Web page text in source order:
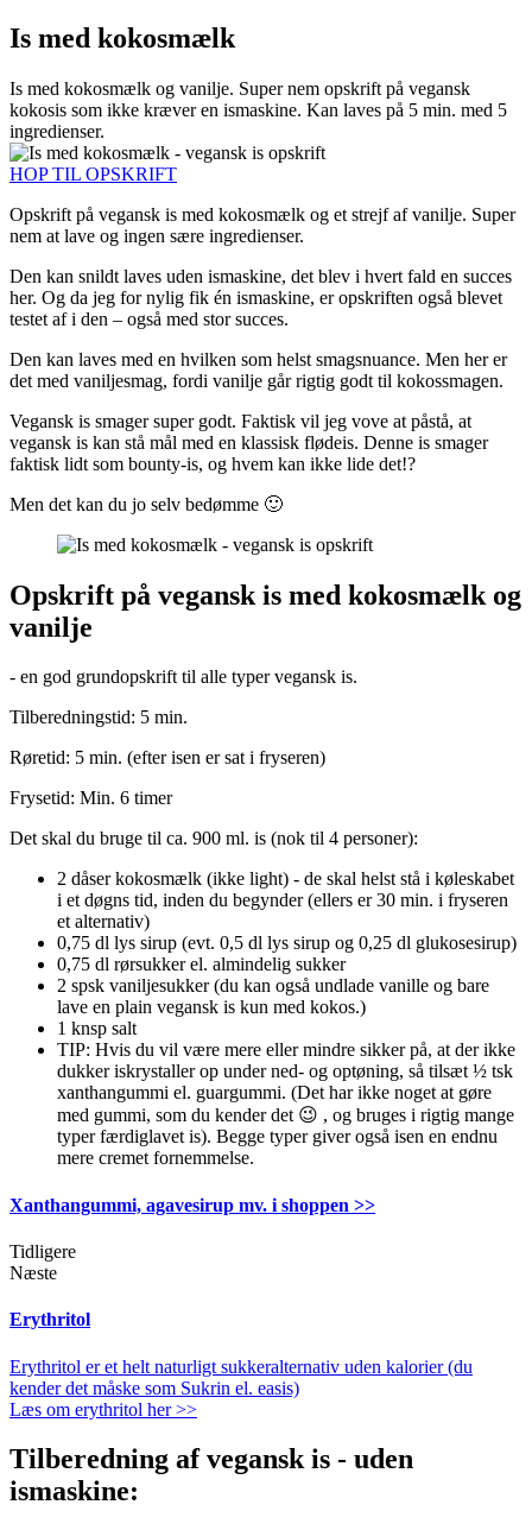
Is med kokosmælk
Is med kokosmælk og vanilje. Super nem opskrift på vegansk
kokosis som ikke kræver en ismaskine. Kan laves på 5 min. med 5
ingredienser.
HOP TIL OPSKRIFT
Opskrift på vegansk is med kokosmælk og et strejf af vanilje. Super
nem at lave og ingen sære ingredienser.
Den kan snildt laves uden ismaskine, det blev i hvert fald en succes
her. Og da jeg for nylig fik én ismaskine, er opskriften også blevet
testet af i den – også med stor succes.
Den kan laves med en hvilken som helst smagsnuance. Men her er
det med vaniljesmag, fordi vanilje går rigtig godt til kokossmagen.
Vegansk is smager super godt. Faktisk vil jeg vove at påstå, at
vegansk is kan stå mål med en klassisk flødeis. Denne is smager
faktisk lidt som bounty-is, og hvem kan ikke lide det!?
Men det kan du jo selv bedømme 🙂
Opskrift på vegansk is med kokosmælk og
vanilje
- en god grundopskrift til alle typer vegansk is.
Tilberedningstid: 5 min.
Røretid: 5 min. (efter isen er sat i fryseren)
Frysetid: Min. 6 timer
Det skal du bruge til ca. 900 ml. is (nok til 4 personer):
2 dåser kokosmælk (ikke light) - de skal helst stå i køleskabet
i et døgns tid, inden du begynder (ellers er 30 min. i fryseren
et alternativ)
0,75 dl lys sirup (evt. 0,5 dl lys sirup og 0,25 dl glukosesirup)
0,75 dl rørsukker el. almindelig sukker
2 spsk vaniljesukker (du kan også undlade vanille og bare
lave en plain vegansk is kun med kokos.)
1 knsp salt
TIP: Hvis du vil være mere eller mindre sikker på, at der ikke
dukker iskrystaller op under ned- og optøning, så tilsæt ½ tsk
xanthangummi el. guargummi. (Det har ikke noget at gøre
med gummi, som du kender det 😉 , og bruges i rigtig mange
typer færdiglavet is). Begge typer giver også isen en endnu
mere cremet fornemmelse.
Xanthangummi, agavesirup mv. i shoppen >>
Tidligere
Næste
Erythritol
Erythritol er et helt naturligt sukkeralternativ uden kalorier (du
kender det måske som Sukrin el. easis)
Læs om erythritol her >>
Tilberedning af vegansk is - uden
ismaskine: